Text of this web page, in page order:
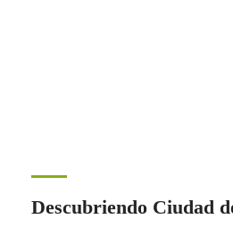
Descubriendo Ciudad